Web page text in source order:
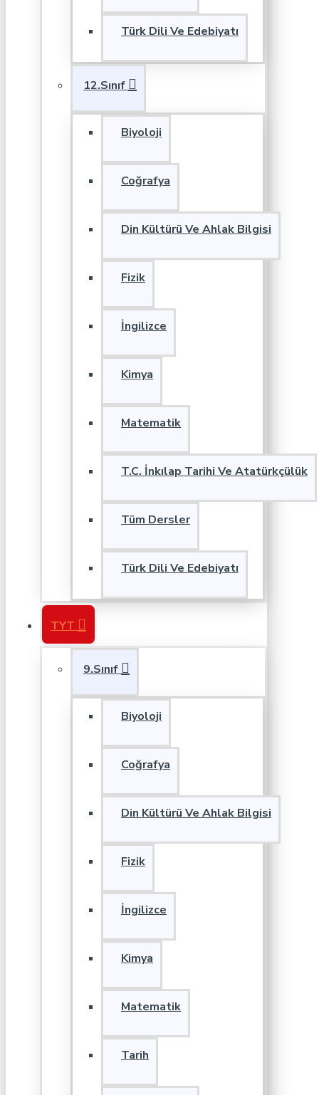
Türk Dili Ve Edebiyatı
12.Sınıf
Biyoloji
Coğrafya
Din Kültürü Ve Ahlak Bilgisi
Fizik
İngilizce
Kimya
Matematik
T.C. İnkılap Tarihi Ve Atatürkçülük
Tüm Dersler
Türk Dili Ve Edebiyatı
TYT
9.Sınıf
Biyoloji
Coğrafya
Din Kültürü Ve Ahlak Bilgisi
Fizik
İngilizce
Kimya
Matematik
Tarih